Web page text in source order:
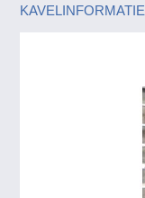
KAVELINFORMATIE